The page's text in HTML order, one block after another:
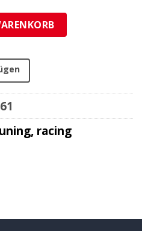
43mm mit Kopf SI NML
racing